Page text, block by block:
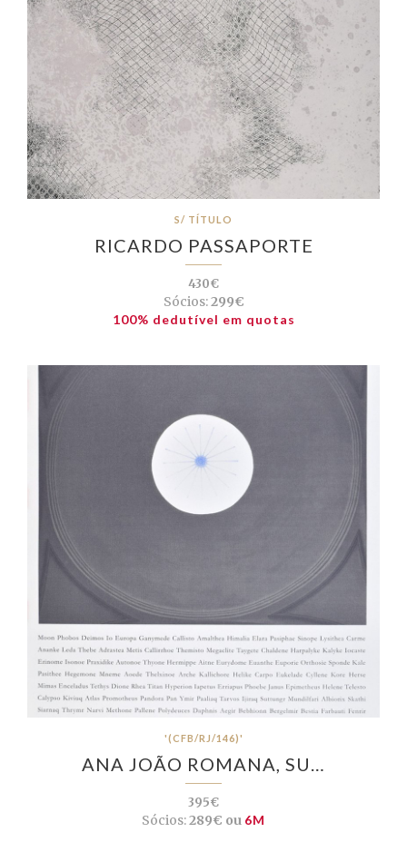
S/ TÍTULO
RICARDO PASSAPORTE
430€
Sócios:299€
100% dedutível em quotas
'(CFB/RJ/146)'
ANA JOÃO ROMANA, SU…
395€
Sócios:289€ ou 6M